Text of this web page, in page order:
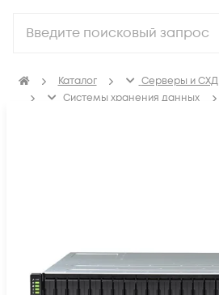
Каталог
Серверы и СХД
Системы хранения данных